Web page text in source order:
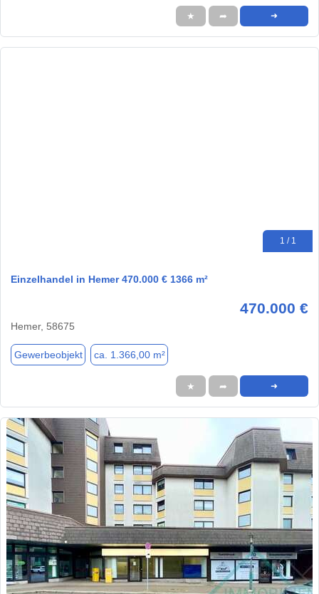
★ ➦ ➜
1 / 1
Einzelhandel in Hemer 470.000 € 1366 m²
470.000 €
Hemer, 58675
Gewerbeobjekt ca. 1.366,00 m²
★ ➦ ➜